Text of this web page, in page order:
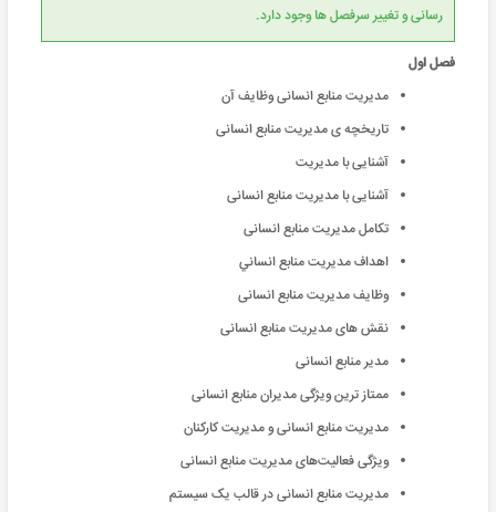
رسانی و تغییر سرفصل ها وجود دارد.
فصل اول
مدیریت منابع انسانی وظایف آن
تاریخچه ی مدیریت منابع انسانی
آشنایی با مدیریت
آشنایی با مدیریت منابع انسانی
تکامل مدیریت منابع انسانی
اهداف مديريت منابع انساني
وظایف مدیریت منابع انسانی
نقش های مدیریت منابع انسانی
مدیر منابع انسانی
ممتاز ترین ویژگی مدیران منابع انسانی
مدیریت منابع انسانی و مدیریت کارکنان
ویژگی فعالیت‌های مدیریت منابع انسانی
مدیریت منابع انسانی در قالب یک سیستم